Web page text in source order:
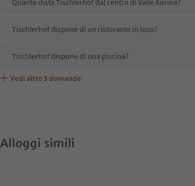
Tischlerhof dispone di un ristorante in loco?
Tischlerhof dispone di una piscina?
Tischlerhof accetta animali domestici?
Quali servizi/attività sono disponibili presso Tischlerhof?
Gli ospiti di Tischlerhof ricevono l'Alto Adige Guest Pass?
Vedi altre 3 domande
Alloggi simili